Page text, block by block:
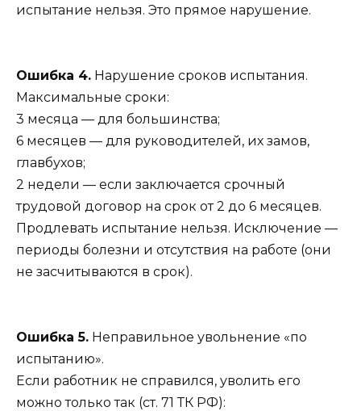
испытание нельзя. Это прямое нарушение.
Ошибка 4. Нарушение сроков испытания.
Максимальные сроки:
3 месяца — для большинства;
6 месяцев — для руководителей, их замов,
главбухов;
2 недели — если заключается срочный
трудовой договор на срок от 2 до 6 месяцев.
Продлевать испытание нельзя. Исключение —
периоды болезни и отсутствия на работе (они
не засчитываются в срок).
Ошибка 5. Неправильное увольнение «по
испытанию».
Если работник не справился, уволить его
можно только так (ст. 71 ТК РФ):